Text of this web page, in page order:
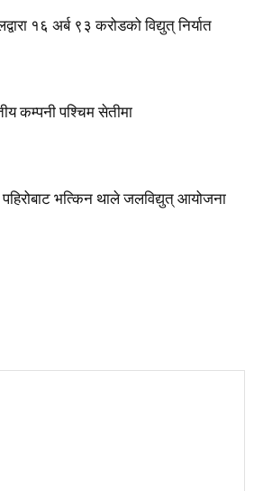
१६ अर्ब ९३ करोडको विद्युत् निर्यात
कम्पनी पश्चिम सेतीमा
पहिरोबाट भत्किन थाले जलविद्युत् आयोजना